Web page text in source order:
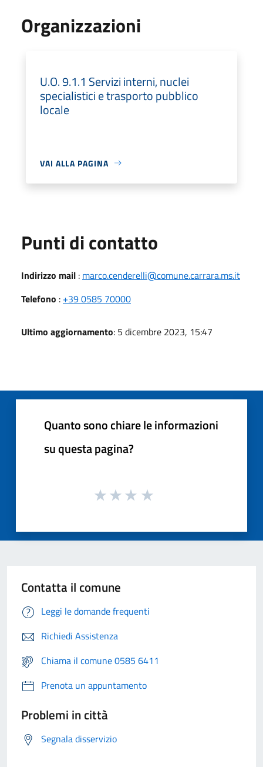
Organizzazioni
U.O. 9.1.1 Servizi interni, nuclei
specialistici e trasporto pubblico
locale
VAI ALLA PAGINA
Punti di contatto
Indirizzo mail : marco.cenderelli@comune.carrara.ms.it
Telefono : +39 0585 70000
Ultimo aggiornamento: 5 dicembre 2023, 15:47
Quanto sono chiare le informazioni
su questa pagina?
Contatta il comune
Leggi le domande frequenti
Richiedi Assistenza
Chiama il comune 0585 6411
Prenota un appuntamento
Problemi in città
Segnala disservizio